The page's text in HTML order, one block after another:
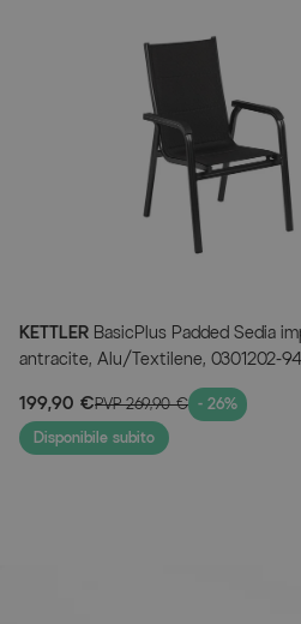
KETTLER BasicPlus Padded Sedia
antracite, Alu/Textilene, 0301202-
199,90 €PVP269,90 € - 26%
Disponibile subito